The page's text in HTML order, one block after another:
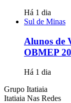
Há 1 dia
Sul de Minas
Alunos de
OBMEP
Há 1 dia
Grupo Itatiaia
Itatiaia Nas Redes